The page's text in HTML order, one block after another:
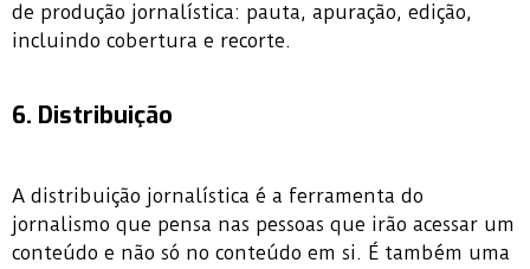
de produção jornalística: pauta, apuração, edição,
incluindo cobertura e recorte.
6. Distribuição
A distribuição jornalística é a ferramenta do
jornalismo que pensa nas pessoas que irão acessar um
conteúdo e não só no conteúdo em si. É também uma